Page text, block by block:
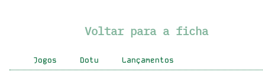
Voltar para a ficha
Jogos Dotu Lançamentos